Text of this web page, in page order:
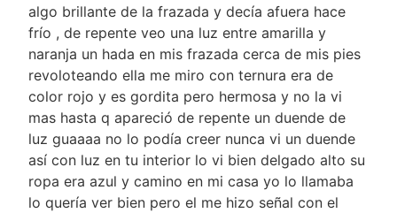
algo brillante de la frazada y decía afuera hace
frío , de repente veo una luz entre amarilla y
naranja un hada en mis frazada cerca de mis pies
revoloteando ella me miro con ternura era de
color rojo y es gordita pero hermosa y no la vi
mas hasta q apareció de repente un duende de
luz guaaaa no lo podía creer nunca vi un duende
así con luz en tu interior lo vi bien delgado alto su
ropa era azul y camino en mi casa yo lo llamaba
lo quería ver bien pero el me hizo señal con el